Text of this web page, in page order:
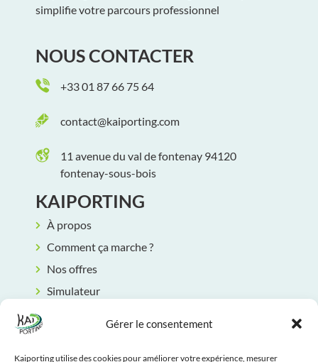
Gérer le consentement
Kaiporting utilise des cookies pour améliorer votre expérience, mesurer
simplifie votre parcours professionnel
NOUS CONTACTER
+33 01 87 66 75 64
contact@kaiporting.com
11 avenue du val de fontenay 94120
fontenay-sous-bois
KAIPORTING
À propos
Comment ça marche ?
Nos offres
Simulateur